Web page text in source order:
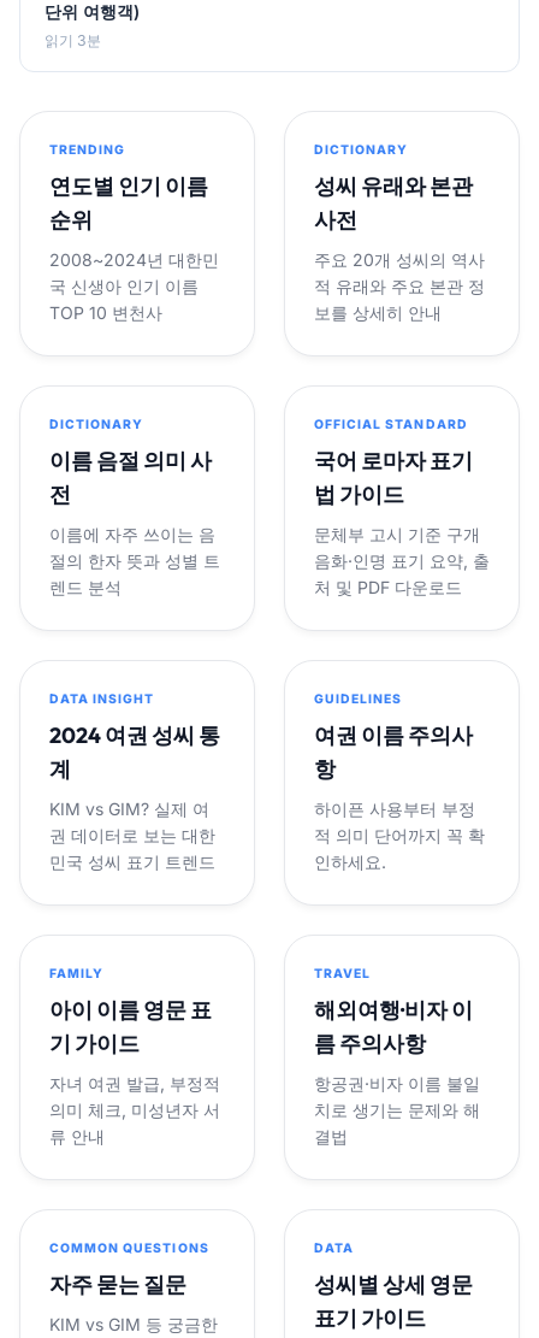
단위 여행객)
읽기 3분
TRENDING
연도별 인기 이름
순위
2008~2024년 대한민
국 신생아 인기 이름
TOP 10 변천사
DICTIONARY
성씨 유래와 본관
사전
주요 20개 성씨의 역사
적 유래와 주요 본관 정
보를 상세히 안내
DICTIONARY
이름 음절 의미 사
전
이름에 자주 쓰이는 음
절의 한자 뜻과 성별 트
렌드 분석
OFFICIAL STANDARD
국어 로마자 표기
법 가이드
문체부 고시 기준 구개
음화·인명 표기 요약, 출
처 및 PDF 다운로드
DATA INSIGHT
2024 여권 성씨 통
계
KIM vs GIM? 실제 여
권 데이터로 보는 대한
민국 성씨 표기 트렌드
GUIDELINES
여권 이름 주의사
항
하이픈 사용부터 부정
적 의미 단어까지 꼭 확
인하세요.
FAMILY
아이 이름 영문 표
기 가이드
자녀 여권 발급, 부정적
의미 체크, 미성년자 서
류 안내
TRAVEL
해외여행·비자 이
름 주의사항
항공권·비자 이름 불일
치로 생기는 문제와 해
결법
COMMON QUESTIONS
자주 묻는 질문
KIM vs GIM 등 궁금한
DATA
성씨별 상세 영문
표기 가이드